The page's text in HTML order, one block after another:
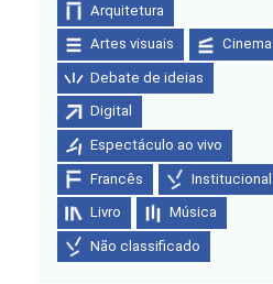
Arquitetura
Artes visuais Cinema
Debate de ideias
Digital
Espectáculo ao vivo
Francês Institucional
Livro Música
Não classificado